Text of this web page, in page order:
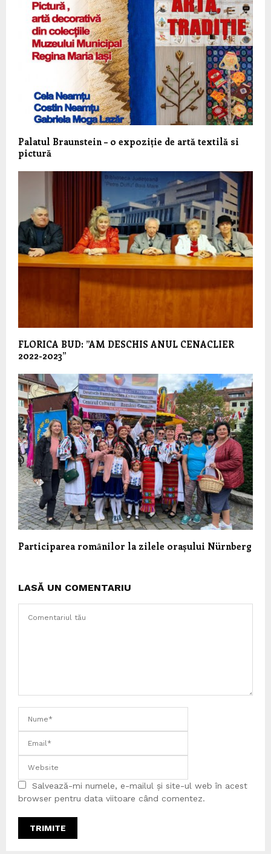
Palatul Braunstein – o expoziție de artă textilă si
pictură
FLORICA BUD: ”AM DESCHIS ANUL CENACLIER
2022-2023”
Participarea romȃnilor la zilele orașului Nürnberg
LASĂ UN COMENTARIU
Salvează-mi numele, e-mailul și site-ul web în acest
browser pentru data viitoare când comentez.